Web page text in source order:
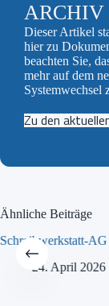
ARCHIV
Dieser Artikel
hier zu
beachten Sie,
mehr auf dem
Systemwechsel
Zu den
Ähnliche Beiträge
Schreibwerkstatt-
24. April 2026